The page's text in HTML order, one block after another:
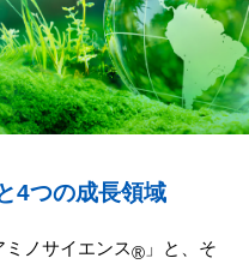
4つの成長領域
ノサイエンス® 」と、 そ